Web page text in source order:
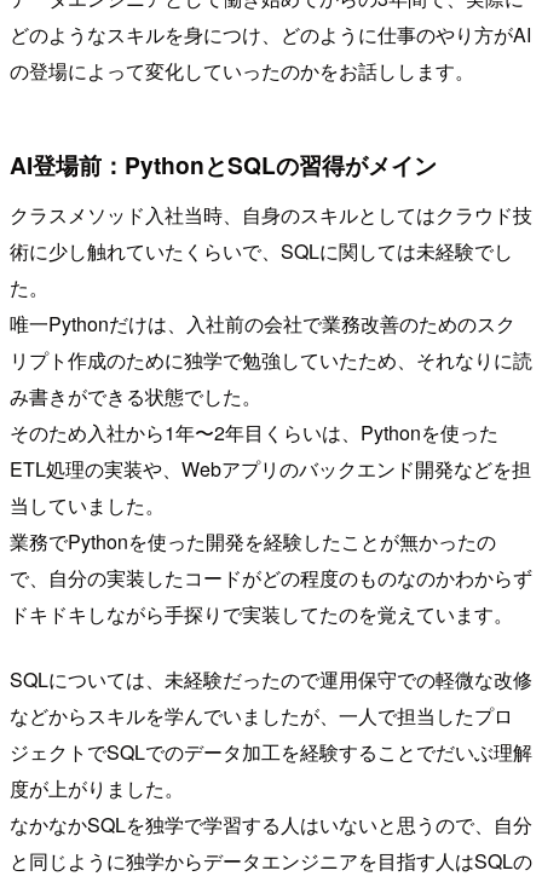
どのようなスキルを身につけ、どのように仕事のやり方がAI
の登場によって変化していったのかをお話しします。
AI登場前：PythonとSQLの習得がメイン
クラスメソッド入社当時、自身のスキルとしてはクラウド技
術に少し触れていたくらいで、SQLに関しては未経験でし
た。
唯一Pythonだけは、入社前の会社で業務改善のためのスク
リプト作成のために独学で勉強していたため、それなりに読
み書きができる状態でした。
そのため入社から1年〜2年目くらいは、Pythonを使った
ETL処理の実装や、Webアプリのバックエンド開発などを担
当していました。
業務でPythonを使った開発を経験したことが無かったの
で、自分の実装したコードがどの程度のものなのかわからず
ドキドキしながら手探りで実装してたのを覚えています。
SQLについては、未経験だったので運用保守での軽微な改修
などからスキルを学んでいましたが、一人で担当したプロ
ジェクトでSQLでのデータ加工を経験することでだいぶ理解
度が上がりました。
なかなかSQLを独学で学習する人はいないと思うので、自分
と同じように独学からデータエンジニアを目指す人はSQLの